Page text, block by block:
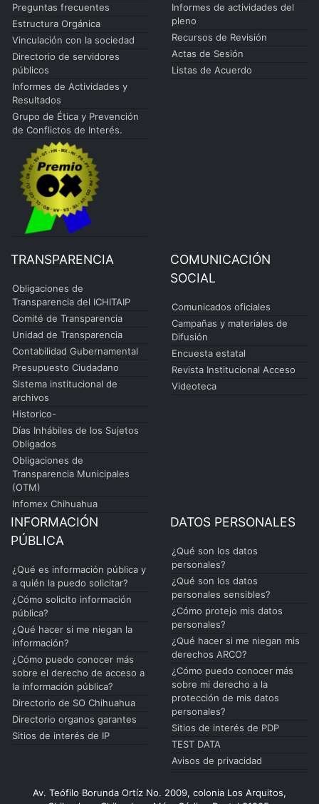
Preguntas frecuentes
Estructura Orgánica
Vinculación con la sociedad
Directorio de servidores
públicos
Informes de Actividades y
Resultados
Grupo de Ética y Prevención
de Conflictos de Interés.
Informes de actividades del
pleno
Recursos de Revisión
Actas de Sesión
Listas de Acuerdo
TRANSPARENCIA
Obligaciones de
Transparencia del ICHITAIP
Comité de Transparencia
Unidad de Transparencia
Contabilidad Gubernamental
Presupuesto Ciudadano
Sistema institucional de
archivos
Historico-
Días Inhábiles de los Sujetos
Obligados
Obligaciones de
Transparencia Municipales
(OTM)
Infomex Chihuahua
COMUNICACIÓN
SOCIAL
Comunicados oficiales
Campañas y materiales de
Difusión
Encuesta estatal
Revista Institucional Acceso
Videoteca
INFORMACIÓN
PÚBLICA
¿Qué es información pública y
a quién la puedo solicitar?
¿Cómo solicito información
pública?
¿Qué hacer si me niegan la
información?
¿Cómo puedo conocer más
sobre el derecho de acceso a
la información pública?
Directorio de SO Chihuahua
Directorio organos garantes
Sitios de interés de IP
DATOS PERSONALES
¿Qué son los datos
personales?
¿Qué son los datos
personales sensibles?
¿Cómo protejo mis datos
personales?
¿Qué hacer si me niegan mis
derechos ARCO?
¿Cómo puedo conocer más
sobre mi derecho a la
protección de mis datos
personales?
Sitios de interés de PDP
TEST DATA
Avisos de privacidad
Av. Teófilo Borunda Ortíz No. 2009, colonia Los Arquitos,